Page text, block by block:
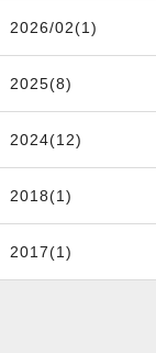
2026/02(1)
2025(8)
2024(12)
2018(1)
2017(1)